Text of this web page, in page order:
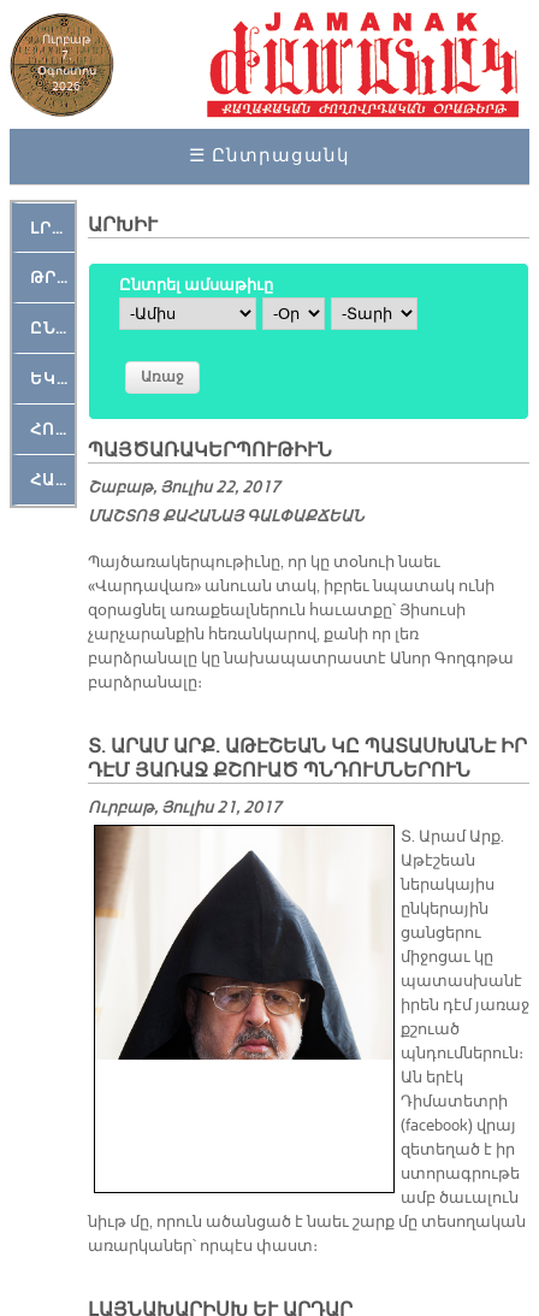
Ուրբաթ
7,
Օգոստոս
2026
☰ Ընտրացանկ
ԼՐԱՀՈՍ
ԹՐՔԱՀԱՅ ԿԵԱՆՔ
ԸՆԿԵՐԱՄՇԱԿՈՒԹԱՅԻՆ
ԵԿԵՂԵՑԱԿԱՆ
ՀՈԳԵՄՏԱՒՈՐ
ՀԱՐԹԱԿ
ԱՐԽԻՒ
Ընտրել ամսաթիւը
Ամիս
Օր Տարի
ՊԱՅԾԱՌԱԿԵՐՊՈՒԹԻՒՆ
Շաբաթ, Յուլիս 22, 2017
ՄԱՇ­ՏՈՑ ՔԱ­ՀԱ­ՆԱՅ ԳԱԼ­ՓԱՔ­ՃԵԱՆ
Պայծառակերպութիւնը, որ կը տօնուի նաեւ
«Վարդավառ» անուան տակ, իբրեւ նպատակ ունի
զօրացնել առաքեալներուն հաւատքը՝ Յիսուսի
չարչարանքին հեռանկարով, քանի որ լեռ
բարձրանալը կը նախապատրաստէ Անոր Գողգոթա
բարձրանալը։
Տ. ԱՐԱՄ ԱՐՔ. ԱԹԷՇԵԱՆ ԿԸ ՊԱՏԱՍԽԱՆԷ ԻՐ
ԴԷՄ ՅԱՌԱՋ ՔՇՈՒԱԾ ՊՆԴՈՒՄՆԵՐՈՒՆ
Ուրբաթ, Յուլիս 21, 2017
Տ. Արամ Արք.
Աթէշեան
ներակայիս
ընկերային
ցանցերու
միջոցաւ կը
պատասխանէ
իրեն դէմ յառաջ
քշուած
պնդումներուն։
Ան երէկ
Դիմատետրի
(facebook) վրայ
զետեղած է իր
ստորագրութե
ամբ ծաւալուն
նիւթ մը, որուն ածանցած է նաեւ շարք մը տեսողական
առարկաներ՝ որպէս փաստ։
ԼԱՅՆԱԽԱՐԻՍԽ ԵՒ ԱՐԴԱՐ